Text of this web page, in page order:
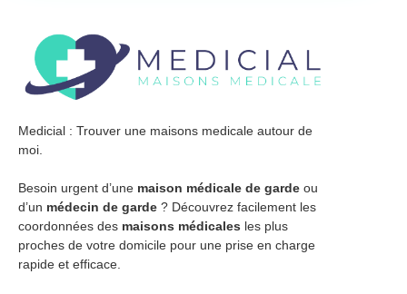
Medicial : Trouver une maisons medicale autour de
moi.
Besoin urgent d’une maison médicale de garde ou
d’un médecin de garde ? Découvrez facilement les
coordonnées des maisons médicales les plus
proches de votre domicile pour une prise en charge
rapide et efficace.